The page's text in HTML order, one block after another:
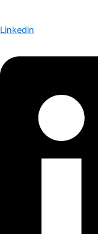
Linkedin